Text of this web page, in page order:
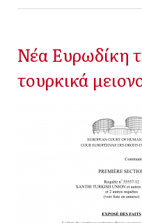
Νέα Ευρωδίκη
τουρκικά